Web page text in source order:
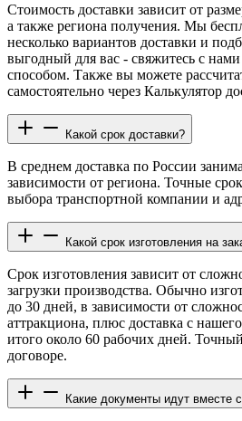
Стоимость доставки зависит от
а также региона получения. Мы
несколько вариантов доставки и
выгодный для вас - свяжитесь с
способом. Также вы можете
самостоятельно через Калькулятор
Какой срок доставки?
В среднем доставка по России
зависимости от региона. Точные
выбора транспортной компании и
Какой срок изготовления на
Срок изготовления зависит от
загрузки производства. Обычно
до 30 дней, в зависимости от
аттракциона, плюс доставка с
итого около 60 рабочих дней.
договоре.
Какие документы идут вместе